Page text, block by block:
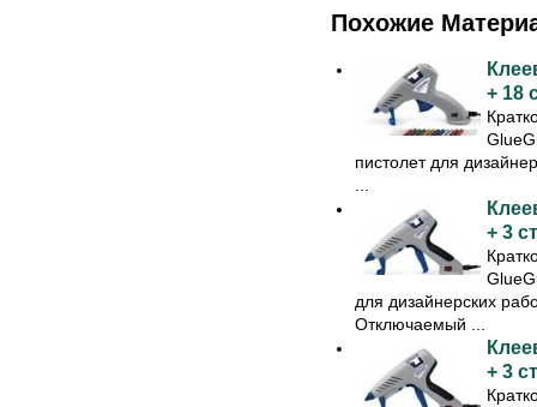
Похожие
+ 18
пистолет для
...
+ 3
для дизайнерских
Отключаемый ...
+ 3